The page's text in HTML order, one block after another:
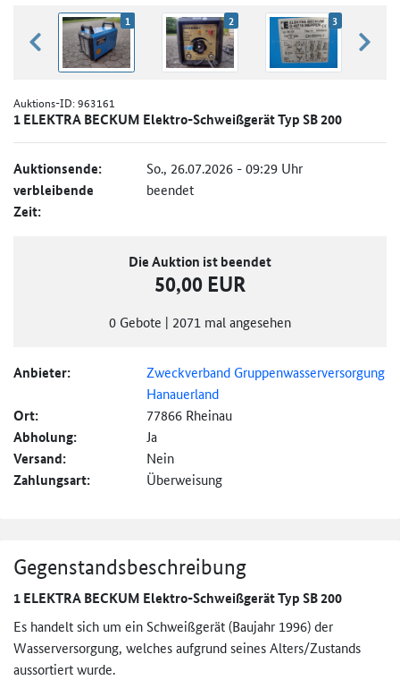
zurück blättern
1 2 3
Auktions-ID:963161
1 ELEKTRA BECKUM Elektro-Schweißgerät Typ SB 200
Auktionsende: So., 26.07.2026 - 09:29 Uhr
verbleibende
Zeit:
beendet
Die Auktion ist beendet
50,00 EUR
0 Gebote | 2071 mal angesehen
Anbieter:
Zweckverband Gruppenwasserversorgung
Hanauerland
Ort: 77866 Rheinau
Abholung: Ja
Versand: Nein
Zahlungsart: Überweisung
Gegenstandsbeschreibung
1 ELEKTRA BECKUM Elektro-Schweißgerät Typ SB 200
Es handelt sich um ein Schweißgerät (Baujahr 1996) der
Wasserversorgung, welches aufgrund seines Alters/Zustands
aussortiert wurde.